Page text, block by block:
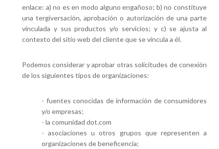
enlace: a) no es en modo alguno engañoso; b) no constituye
una tergiversación, aprobación o autorización de una parte
vinculada y sus productos y/o servicios; y c) se ajusta al
contexto del sitio web del cliente que se vincula a él.
Podemos considerar y aprobar otras solicitudes de conexión
de los siguientes tipos de organizaciones:
- fuentes conocidas de información de consumidores
y/o empresas;
- la comunidad dot.com
- asociaciones u otros grupos que representen a
organizaciones de beneficencia;